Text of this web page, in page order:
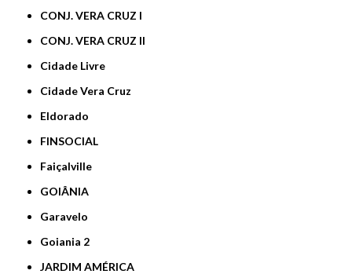
CONJ. VERA CRUZ I
CONJ. VERA CRUZ II
Cidade Livre
Cidade Vera Cruz
Eldorado
FINSOCIAL
Faiçalville
GOIÂNIA
Garavelo
Goiania 2
JARDIM AMÉRICA